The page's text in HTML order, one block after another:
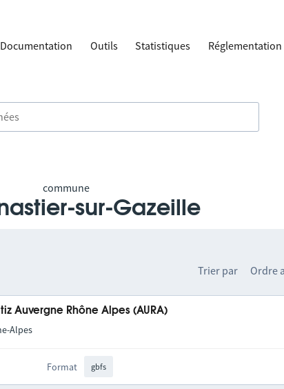
Documentation Outils Statistiques Réglementation
commune
sur-Gazeille
Trier par Ordre
Auvergne Rhône Alpes (AURA)
Alpes
Format gbfs